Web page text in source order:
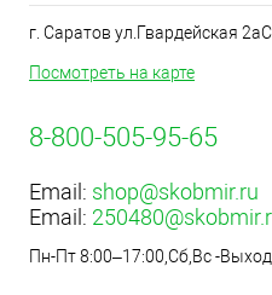
г. Саратов ул.Гвардейская
Посмотреть на карте
8-800-505-95-65
Email: shop@skobmir.ru
Email:
Пн-Пт 8:00–17:00,Сб,Вс -